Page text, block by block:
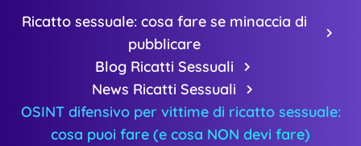
Ricatto sessuale: cosa fare se minaccia di
pubblicare
Blog Ricatti Sessuali
News Ricatti Sessuali
OSINT difensivo per vittime di ricatto sessuale:
cosa puoi fare (e cosa NON devi fare)